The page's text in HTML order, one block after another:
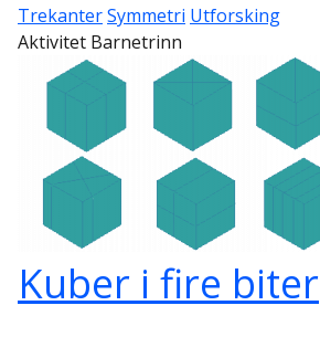
TrekanterSymmetri Utforsking
Aktivitet Barnetrinn
Kuber i fire biter